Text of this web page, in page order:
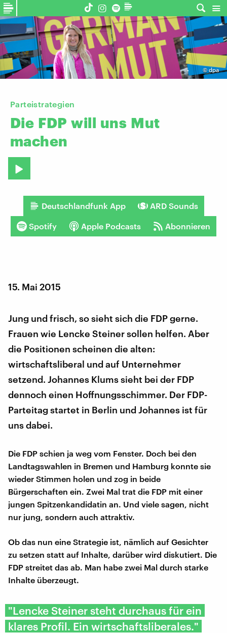
© dpa
Parteistrategien
Die FDP will uns Mut
machen
Deutschlandfunk App ARD Sounds
Spotify Apple Podcasts Abonnieren
15. Mai 2015
Jung und frisch, so sieht sich die FDP gerne.
Frauen wie Lencke Steiner sollen helfen. Aber
die Positionen scheinen die alten:
wirtschaftsliberal und auf Unternehmer
setzend. Johannes Klums sieht bei der FDP
dennoch einen Hoffnungsschimmer. Der FDP-
Parteitag startet in Berlin und Johannes ist für
uns dabei.
Die FDP schien ja weg vom Fenster. Doch bei den
Landtagswahlen in Bremen und Hamburg konnte sie
wieder Stimmen holen und zog in beide
Bürgerschaften ein. Zwei Mal trat die FDP mit einer
jungen Spitzenkandidatin an. Und viele sagen, nicht
nur jung, sondern auch attraktiv.
Ob das nun eine Strategie ist, nämlich auf Gesichter
zu setzen statt auf Inhalte, darüber wird diskutiert. Die
FDP streitet das ab. Man habe zwei Mal durch starke
Inhalte überzeugt.
"Lencke Steiner steht durchaus für ein
klares Profil. Ein wirtschaftsliberales."